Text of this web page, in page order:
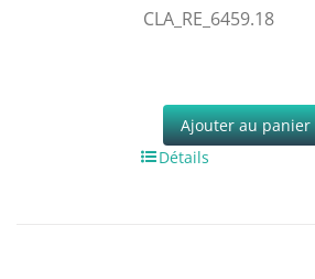
CLA_RE_6459.18
Ajouter au panier
Détails